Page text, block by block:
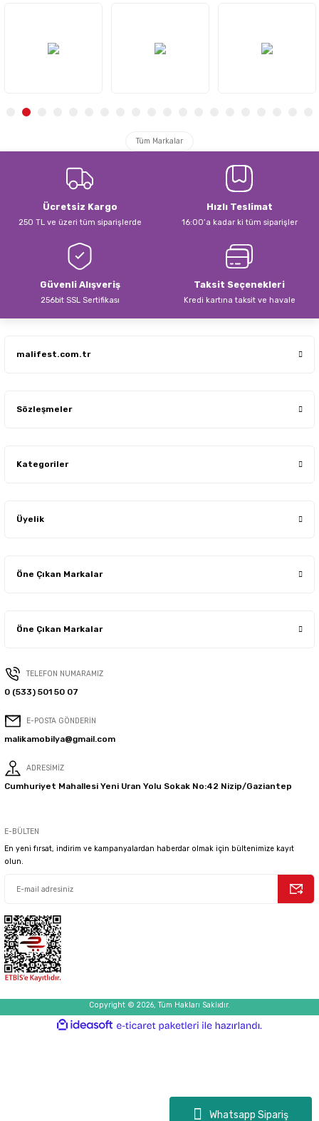
Whatsapp Sipariş
Ürün resmi kalitesiz, bozuk veya görüntülenemiyor.
Tüm Markalar
Ücretsiz Kargo
250 TL ve üzeri tüm siparişlerde
Hızlı Teslimat
16:00’a kadar ki tüm siparişler
Güvenli Alışveriş
256bit SSL Sertifikası
Taksit Seçenekleri
Kredi kartına taksit ve havale
malifest.com.tr
Sözleşmeler
Kategoriler
Üyelik
Öne Çıkan Markalar
Öne Çıkan Markalar
TELEFON NUMARAMIZ
0 (533) 501 50 07
E-POSTA GÖNDERİN
malikamobilya@gmail.com
ADRESİMİZ
Cumhuriyet Mahallesi Yeni Uran Yolu Sokak No:42 Nizip/Gaziantep
E-BÜLTEN
En yeni fırsat, indirim ve kampanyalardan haberdar olmak için bültenimize kayıt
olun.
Copyright © 2026, Tüm Hakları Saklıdır.
ideasoft
e-